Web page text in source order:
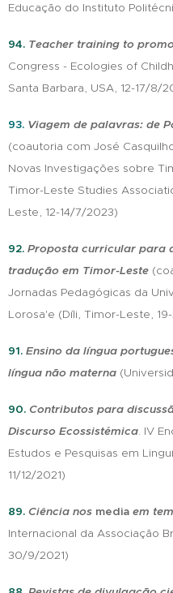
Educação do Instituto
94. Teacher training to
Congress - Ecologies of
Santa Barbara, USA, 12-17/8/
93. Viagem de palavras: de
(coautoria com José
Novas Investigações sobre
Timor-Leste Studies
Leste, 12-14/7/2023)
92. Proposta curricular para
tradução em Timor-Leste
Jornadas Pedagógicas da
Lorosa'e (Díli, Timor-Leste,
91. Ensino da língua
língua não materna
90. Contributos para
Discurso Ecossistémica. IV
Estudos e Pesquisas em
11/12/2021)
89. Ciência nos media em
Internacional da Associação
30/9/2021)